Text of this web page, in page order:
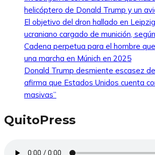
helicóptero de Donald Trump y un
El objetivo del dron hallado en
ucraniano cargado de munición,
Cadena perpetua para el hombre
una marcha en Múnich en 2025
Donald Trump desmiente escasez
afirma que Estados Unidos cuenta
masivas”
QuitoPress